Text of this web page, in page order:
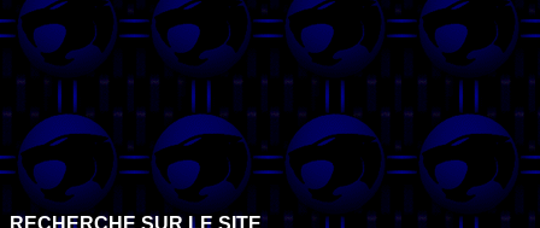
RECHERCHE SUR LE SITE